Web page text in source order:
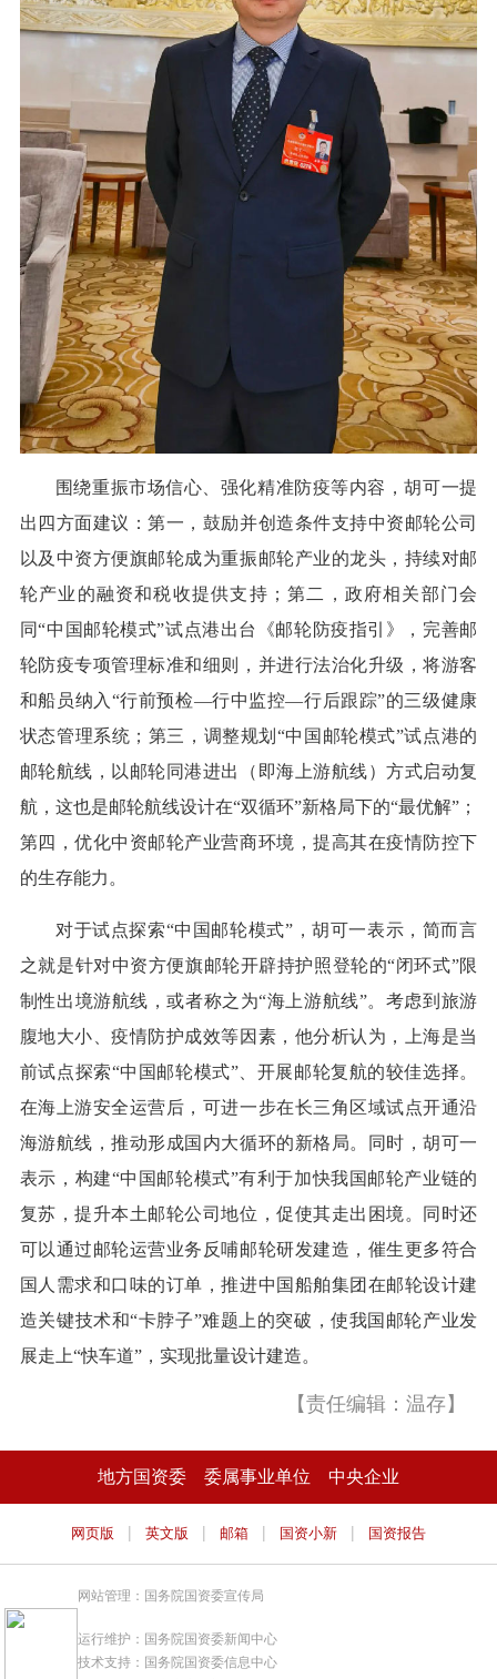
围绕重振市场信心、强化精准防疫等内容，胡可一提
出四方面建议：第一，鼓励并创造条件支持中资邮轮公司
以及中资方便旗邮轮成为重振邮轮产业的龙头，持续对邮
轮产业的融资和税收提供支持；第二，政府相关部门会
同“中国邮轮模式”试点港出台《邮轮防疫指引》，完善邮
轮防疫专项管理标准和细则，并进行法治化升级，将游客
和船员纳入“行前预检—行中监控—行后跟踪”的三级健康
状态管理系统；第三，调整规划“中国邮轮模式”试点港的
邮轮航线，以邮轮同港进出（即海上游航线）方式启动复
航，这也是邮轮航线设计在“双循环”新格局下的“最优解”；
第四，优化中资邮轮产业营商环境，提高其在疫情防控下
的生存能力。
对于试点探索“中国邮轮模式”，胡可一表示，简而言
之就是针对中资方便旗邮轮开辟持护照登轮的“闭环式”限
制性出境游航线，或者称之为“海上游航线”。考虑到旅游
腹地大小、疫情防护成效等因素，他分析认为，上海是当
前试点探索“中国邮轮模式”、开展邮轮复航的较佳选择。
在海上游安全运营后，可进一步在长三角区域试点开通沿
海游航线，推动形成国内大循环的新格局。同时，胡可一
表示，构建“中国邮轮模式”有利于加快我国邮轮产业链的
复苏，提升本土邮轮公司地位，促使其走出困境。同时还
可以通过邮轮运营业务反哺邮轮研发建造，催生更多符合
国人需求和口味的订单，推进中国船舶集团在邮轮设计建
造关键技术和“卡脖子”难题上的突破，使我国邮轮产业发
展走上“快车道”，实现批量设计建造。
【责任编辑：温存】
地方国资委 委属事业单位 中央企业
网页版 | 英文版 | 邮箱 | 国资小新 | 国资报告
网站管理：国务院国资委宣传局
运行维护：国务院国资委新闻中心
技术支持：国务院国资委信息中心